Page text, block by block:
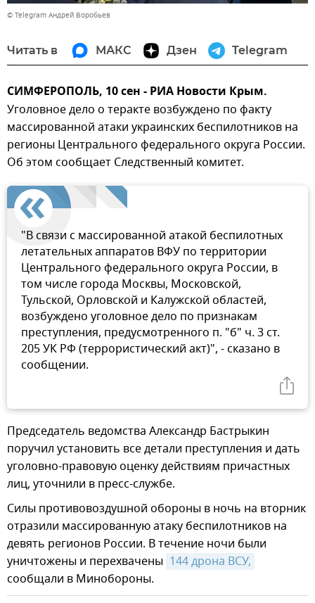
© Telegram Андрей Воробьев
Читать в МАКС Дзен Telegram
СИМФЕРОПОЛЬ, 10 сен - РИА Новости Крым.
Уголовное дело о теракте возбуждено по факту
массированной атаки украинских беспилотников на
регионы Центрального федерального округа России.
Об этом сообщает Следственный комитет.
"В связи с массированной атакой беспилотных
летательных аппаратов ВФУ по территории
Центрального федерального округа России, в
том числе города Москвы, Московской,
Тульской, Орловской и Калужской областей,
возбуждено уголовное дело по признакам
преступления, предусмотренного п. "б" ч. 3 ст.
205 УК РФ (террористический акт)", - сказано в
сообщении.
Председатель ведомства Александр Бастрыкин
поручил установить все детали преступления и дать
уголовно-правовую оценку действиям причастных
лиц, уточнили в пресс-службе.
Силы противовоздушной обороны в ночь на вторник
отразили массированную атаку беспилотников на
девять регионов России. В течение ночи были
уничтожены и перехвачены 144 дрона ВСУ,
сообщали в Минобороны.